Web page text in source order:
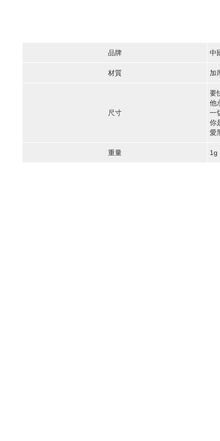
品牌 中
材質 加
尺寸
要
他
一
你
愛
重量 1g